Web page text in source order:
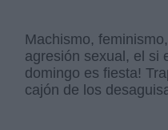
Machismo,
agresión sexual, el si
domingo es fiesta!
cajón de los